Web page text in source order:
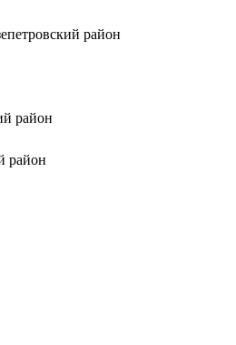
район
район
район